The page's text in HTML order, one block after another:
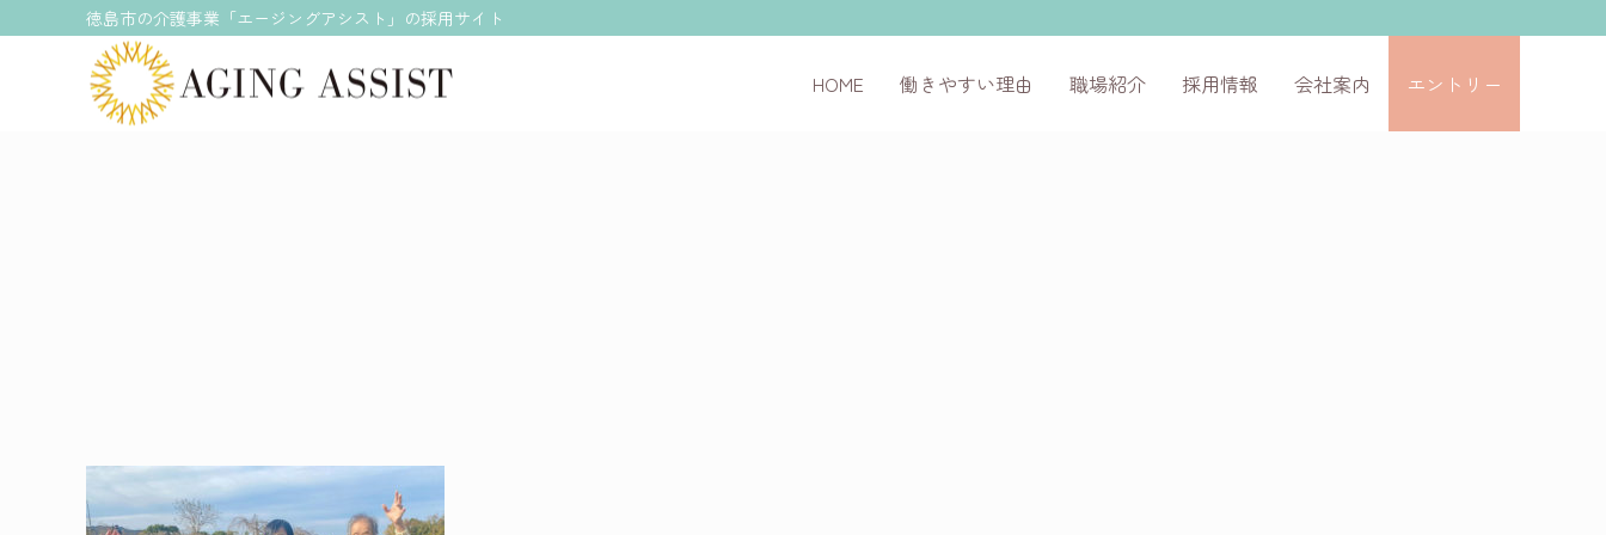
徳島市の介護事業「エージングアシスト」の採用サイト
HOME 働きやすい理由 職場紹介 採用情報 会社案内 エントリー